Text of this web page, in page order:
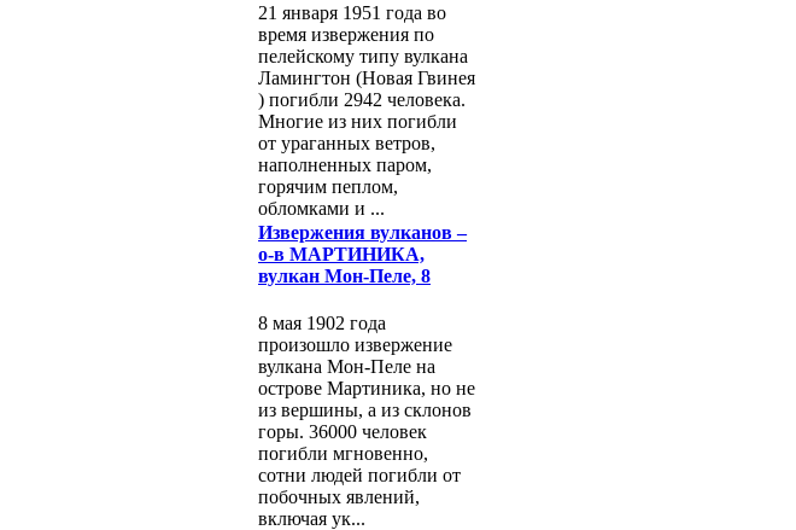
21 января 1951 года во
время извержения по
пелейскому типу вулкана
Ламингтон (Новая Гвинея
) погибли 2942 человека.
Многие из них погибли
от ураганных ветров,
наполненных паром,
горячим пеплом,
обломками и ...
Извержения вулканов –
о-в МАРТИНИКА,
вулкан Мон-Пеле, 8
8 мая 1902 года
произошло извержение
вулкана Мон-Пеле на
острове Мартиника, но не
из вершины, а из склонов
горы. 36000 человек
погибли мгновенно,
сотни людей погибли от
побочных явлений,
включая ук...